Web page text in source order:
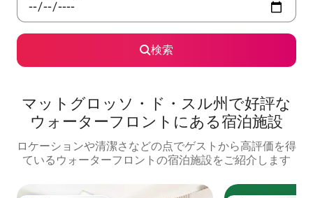
検索
マットグロッソ・ド・スル州で好評な
ウォーターフロントにある宿泊施設
ロケーションや清潔さなどの点でゲストから高評価を得
ているウォーターフロントの宿泊施設をご紹介します